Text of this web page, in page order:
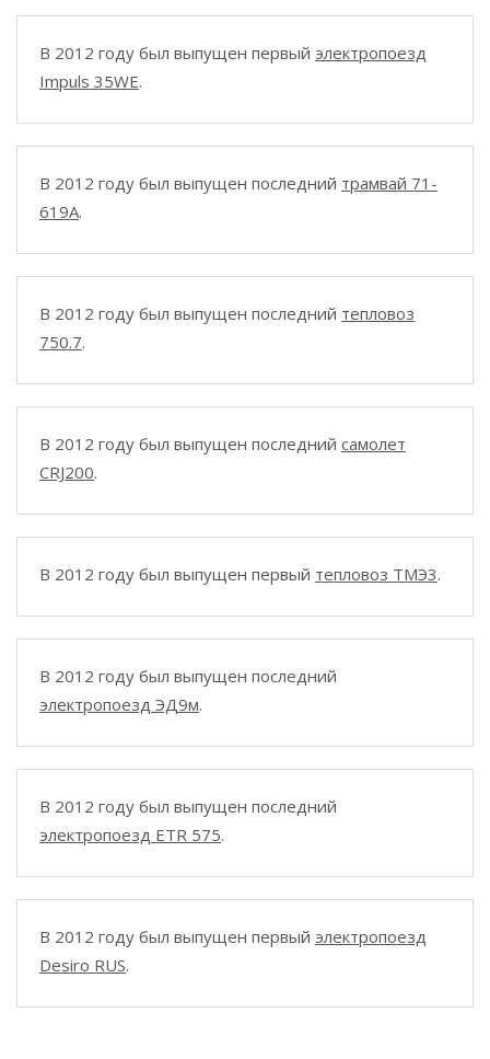
В 2012 году был выпущен первый электропоезд
Impuls 35WE.
В 2012 году был выпущен последний трамвай 71-
619A.
В 2012 году был выпущен последний тепловоз
750.7.
В 2012 году был выпущен последний самолет
CRJ200.
В 2012 году был выпущен первый тепловоз ТМЭ3.
В 2012 году был выпущен последний
электропоезд ЭД9м.
В 2012 году был выпущен последний
электропоезд ETR 575.
В 2012 году был выпущен первый электропоезд
Desiro RUS.